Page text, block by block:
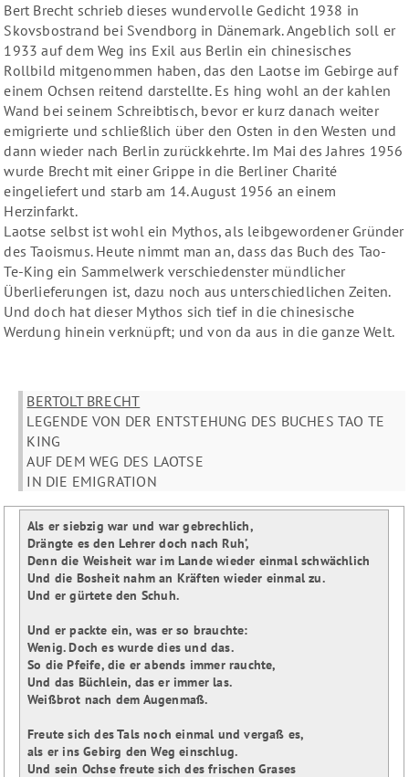
Bert Brecht schrieb dieses wundervolle Gedicht 1938 in
Skovsbostrand bei Svendborg in Dänemark. Angeblich soll er
1933 auf dem Weg ins Exil aus Berlin ein chinesisches
Rollbild mitgenommen haben, das den Laotse im Gebirge auf
einem Ochsen reitend darstellte. Es hing wohl an der kahlen
Wand bei seinem Schreibtisch, bevor er kurz danach weiter
emigrierte und schließlich über den Osten in den Westen und
dann wieder nach Berlin zurückkehrte. Im Mai des Jahres 1956
wurde Brecht mit einer Grippe in die Berliner Charité
eingeliefert und starb am 14. August 1956 an einem
Herzinfarkt.
Laotse selbst ist wohl ein Mythos, als leibgewordener Gründer
des Taoismus. Heute nimmt man an, dass das Buch des Tao-
Te-King ein Sammelwerk verschiedenster mündlicher
Überlieferungen ist, dazu noch aus unterschiedlichen Zeiten.
Und doch hat dieser Mythos sich tief in die chinesische
Werdung hinein verknüpft; und von da aus in die ganze Welt.
BERTOLT BRECHT
LEGENDE VON DER ENTSTEHUNG DES BUCHES TAO TE
KING
AUF DEM WEG DES LAOTSE
IN DIE EMIGRATION
Als er siebzig war und war gebrechlich,
Drängte es den Lehrer doch nach Ruh’,
Denn die Weisheit war im Lande wieder einmal schwächlich
Und die Bosheit nahm an Kräften wieder einmal zu.
Und er gürtete den Schuh.
Und er packte ein, was er so brauchte:
Wenig. Doch es wurde dies und das.
So die Pfeife, die er abends immer rauchte,
Und das Büchlein, das er immer las.
Weißbrot nach dem Augenmaß.
Freute sich des Tals noch einmal und vergaß es,
als er ins Gebirg den Weg einschlug.
Und sein Ochse freute sich des frischen Grases